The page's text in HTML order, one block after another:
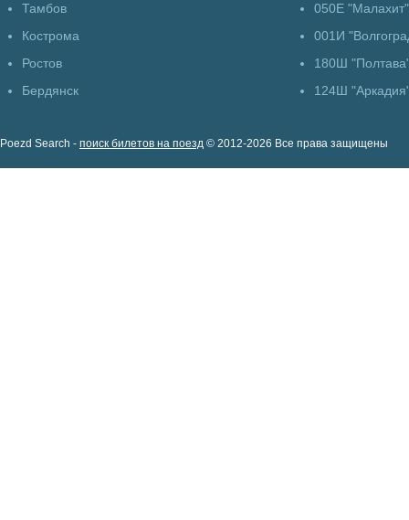
Тамбов
Кострома
Ростов
Бердянск
050Е "Малахит"
001И
180Ш
124Ш
Poezd Search - поиск билетов на поезд © 2012-2026 Все права защищены